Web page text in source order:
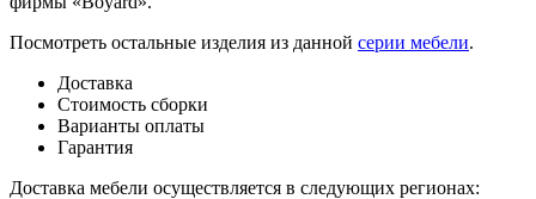
Посмотреть остальные изделия из данной серии мебели.
Доставка
Стоимость сборки
Варианты оплаты
Гарантия
Доставка мебели осуществляется в следующих регионах: